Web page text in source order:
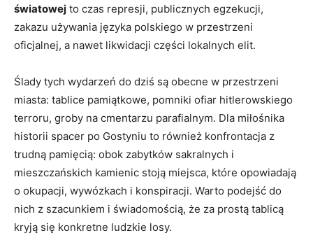
światowej to czas represji, publicznych egzekucji,
zakazu używania języka polskiego w przestrzeni
oficjalnej, a nawet likwidacji części lokalnych elit.
Ślady tych wydarzeń do dziś są obecne w przestrzeni
miasta: tablice pamiątkowe, pomniki ofiar hitlerowskiego
terroru, groby na cmentarzu parafialnym. Dla miłośnika
historii spacer po Gostyniu to również konfrontacja z
trudną pamięcią: obok zabytków sakralnych i
mieszczańskich kamienic stoją miejsca, które opowiadają
o okupacji, wywózkach i konspiracji. Warto podejść do
nich z szacunkiem i świadomością, że za prostą tablicą
kryją się konkretne ludzkie losy.